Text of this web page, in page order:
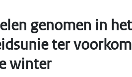
genomen in
ter
winter